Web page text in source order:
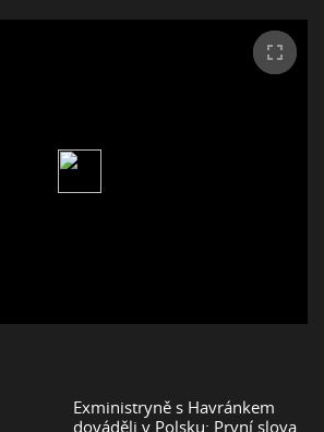
Exministryně s Havránkem
dováděli v Polsku: První slova